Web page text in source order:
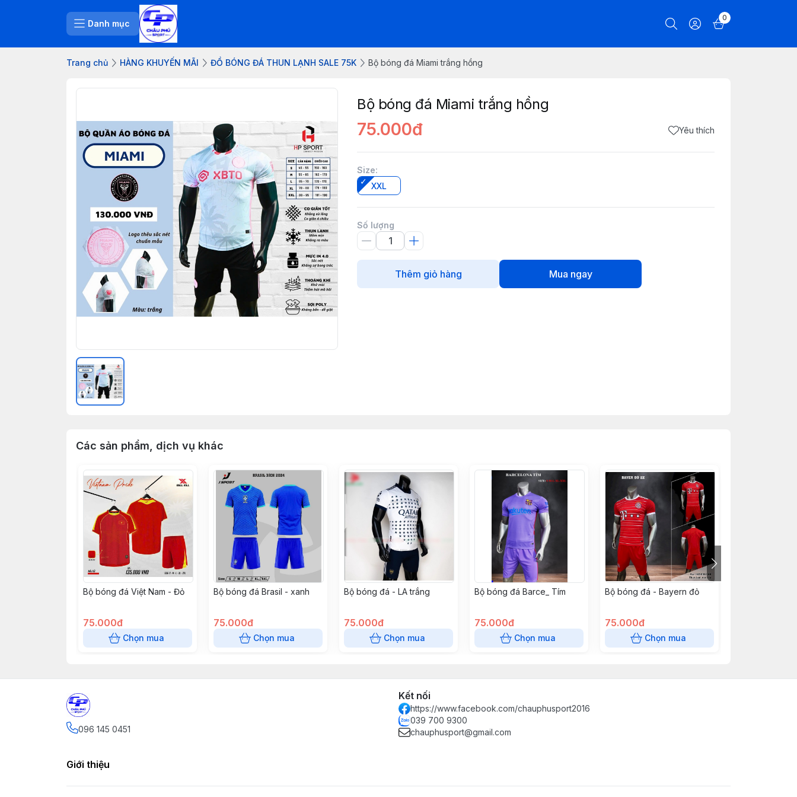
Danh mục
0
Trang chủ HÀNG KHUYẾN MÃI ĐỒ BÓNG ĐÁ THUN LẠNH SALE 75K Bộ bóng đá Miami trắng hồng
Bộ bóng đá Miami trắng hồng
75.000đ Yêu thích
Size:
XXL
Số lượng
Thêm giỏ hàng Mua ngay
Các sản phẩm, dịch vụ khác
Bộ bóng đá Việt Nam - Đỏ
75.000đ
Chọn mua
Bộ bóng đá Brasil - xanh
75.000đ
Chọn mua
Bộ bóng đá - LA trắng
75.000đ
Chọn mua
Bộ bóng đá Barce_ Tím
75.000đ
Chọn mua
Bộ bóng đá - Bayern đỏ
75.000đ
Chọn mua
096 145 0451
Kết nối
https://www.facebook.com/chauphusport2016
039 700 9300
chauphusport@gmail.com
Giới thiệu